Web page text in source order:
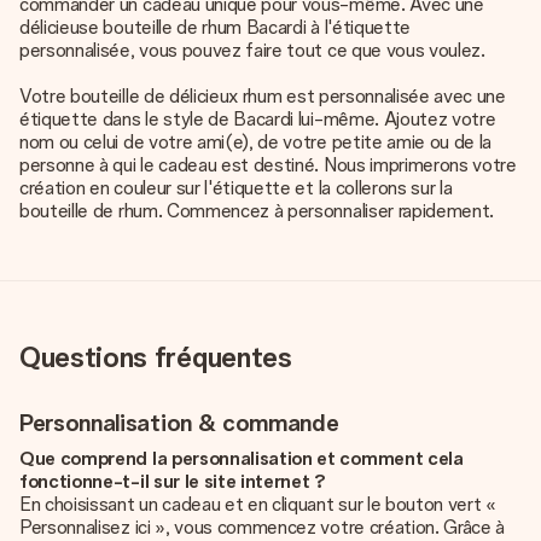
délicieuse bouteille de rhum Bacardi à l'étiquette
personnalisée, vous pouvez faire tout ce que vous voulez.
Votrebouteille de délicieux rhum est personnalisée avec une
étiquette dans le style de Bacardi lui-même. Ajoutez votre
nom ou celui de votre ami(e), de votre petite amie ou de la
personne à qui le cadeau est destiné. Nous imprimerons votre
création en couleur sur l'étiquette et la collerons sur la
bouteille de rhum. Commencez à personnaliser rapidement.
Questions fréquentes
Personnalisation & commande
Que comprend la personnalisation et comment cela
fonctionne-t-il sur le site internet ?
En choisissant un cadeau et en cliquant sur le bouton vert «
Personnalisez ici », vous commencez votre création. Grâce à